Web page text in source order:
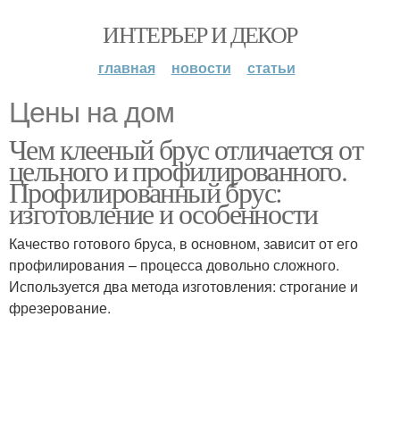
ИНТЕРЬЕР И ДЕКОР
главная новости статьи
Цены на дом
Чем клееный брус отличается от
цельного и профилированного.
Профилированный брус:
изготовление и особенности
Качество готового бруса, в основном, зависит от его
профилирования – процесса довольно сложного.
Используется два метода изготовления: строгание и
фрезерование.